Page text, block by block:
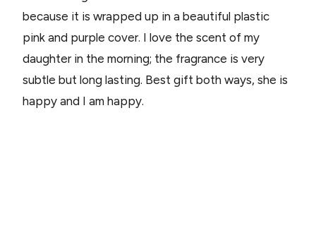
because it is wrapped up in a beautiful plastic
pink and purple cover. I love the scent of my
daughter in the morning; the fragrance is very
subtle but long lasting. Best gift both ways, she is
happy and I am happy.